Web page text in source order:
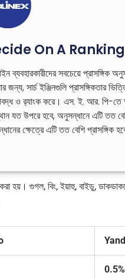
On A Ranking
ব্যবহারকারীদের সবচেয়ে প্রাসঙ্গিক
জন্য, সার্চ ইঞ্জিনগুলি প্রাসঙ্গিকতার
ও র‍্যাংক করে। এস. ই. আর. পি-তে
যত উপরে হবে, অনুসন্ধানে এটি তত
ক্ষেত্রে এটি তত বেশি প্রাসঙ্গিক
করা হয়। গুগল, বিং, ইয়াহু, বাইডু,
0.5%